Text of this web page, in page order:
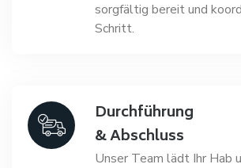
sorgfältig bereit und
Schritt.
Durchführung
& Abschluss
Unser Team lädt Ihr Hab